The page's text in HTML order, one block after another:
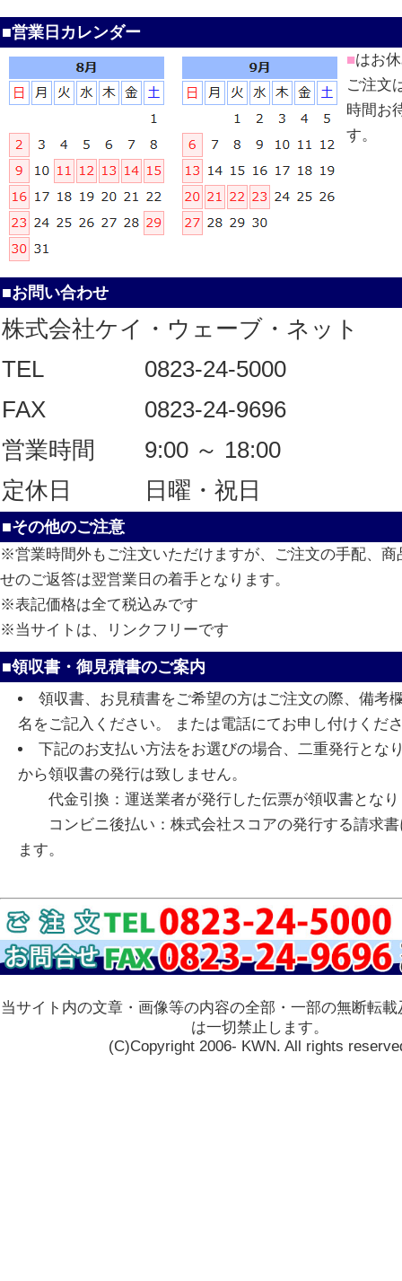
■営業日カレンダー
■はお
ご注文
時間お
す。
■お問い合わせ
株式会社ケイ・ウェーブ・ネット
TEL
0823-24-5000
FAX
0823-24-9696
営業時間
9:00 ～ 18:00
定休日
日曜・祝日
■その他のご注意
※営業時間外もご注文いただけますが、ご注文の手配、商
せのご返答は翌営業日の着手となります。
※表記価格は全て税込みです
※当サイトは、リンクフリーです
■領収書・御見積書のご案内
領収書、お見積書をご希望の方はご注文の際、備考
名をご記入ください。 または電話にてお申し付けくだ
下記のお支払い方法をお選びの場合、二重発行とな
から領収書の発行は致しません。
代金引換：運送業者が発行した伝票が領収書となり
コンビニ後払い：株式会社スコアの発行する請求書
ます。
当サイト内の文章・画像等の内容の全部・一部の無断転
は一切禁止します。
(C)Copyright 2006- KWN. All rights